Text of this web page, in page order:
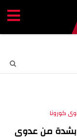
بشدة من عدوى